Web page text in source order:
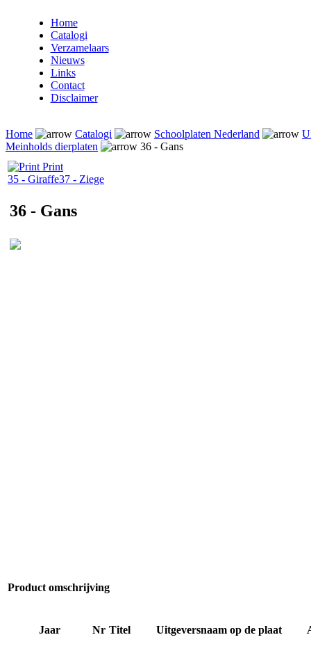
Home
Catalogi
Verzamelaars
Nieuws
Links
Contact
Disclaimer
Home Catalogi Schoolplaten Nederland
Meinholds dierplaten
36 - Gans
Print
35 - Giraffe37 - Ziege
36 - Gans
Product omschrijving
Jaar Nr Titel Uitgeversnaam op de plaat